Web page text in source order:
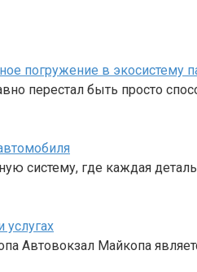
погружение в экосистему
перестал быть просто
систему, где каждая
услугах
Автовокзал Майкопа